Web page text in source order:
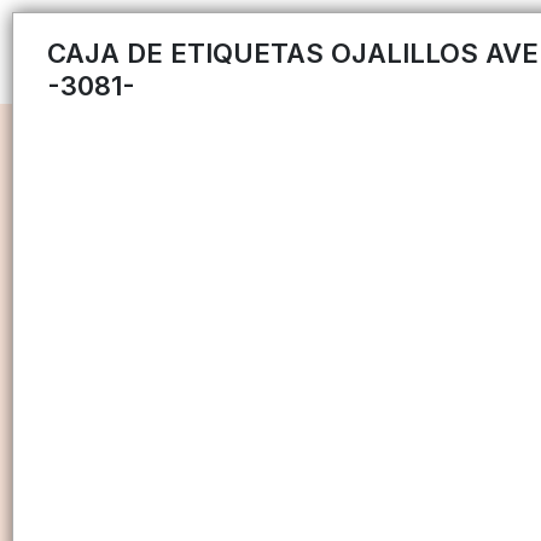
CAJA DE ETIQUETAS OJALILLOS
-3081-